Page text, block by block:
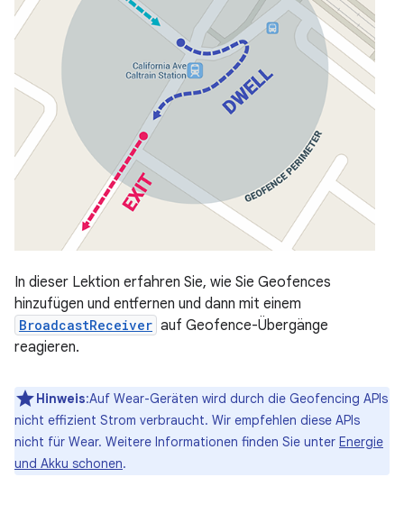
In dieser Lektion erfahren Sie, wie Sie Geofences
hinzufügen und entfernen und dann mit einem
BroadcastReceiver auf Geofence-Übergänge
reagieren.
Hinweis:Auf Wear-Geräten wird durch die Geofencing APIs
nicht effizient Strom verbraucht. Wir empfehlen diese APIs
nicht für Wear. Weitere Informationen finden Sie unter Energie
und Akku schonen.